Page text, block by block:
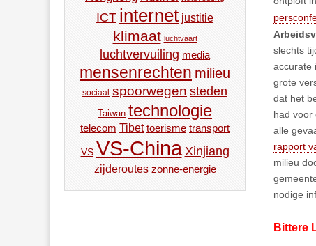
slechts
accurate
grote
dat het
had voor
alle
rapport
milieu
nodige
Bittere
ICT internet justitie
klimaat luchtvaart
luchtvervuiling media
mensenrechten milieu
sociaal spoorwegen steden
Taiwan technologie
telecom Tibet toerisme transport
VS VS-China Xinjiang
zijderoutes zonne-energie